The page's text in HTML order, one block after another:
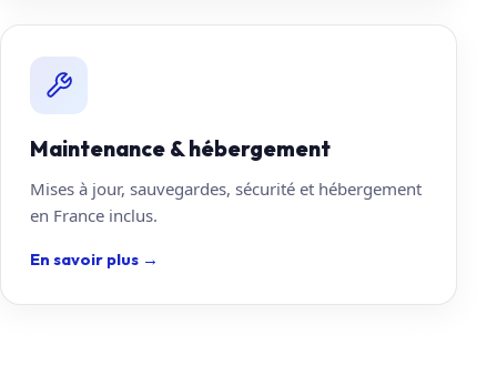
Maintenance & hébergement
Mises à jour, sauvegardes, sécurité et hébergement
en France inclus.
En savoir plus →